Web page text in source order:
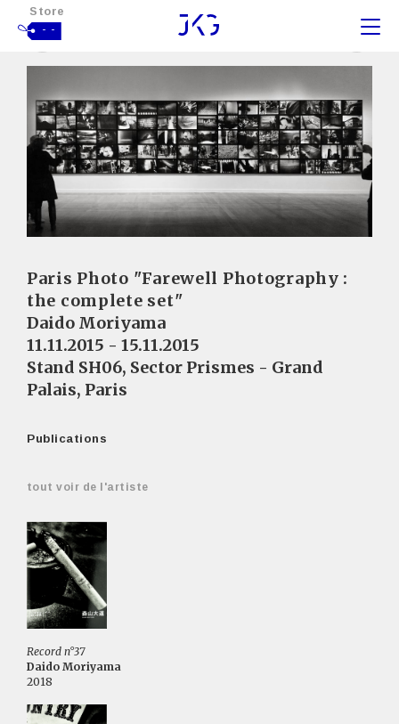
Store
- -
Paris Photo "Farewell Photography :
the complete set"
Daido Moriyama
11.11.2015 - 15.11.2015
Stand SH06, Sector Prismes - Grand
Palais, Paris
Publications
tout voir de l'artiste
Record n°37
Daido Moriyama
2018